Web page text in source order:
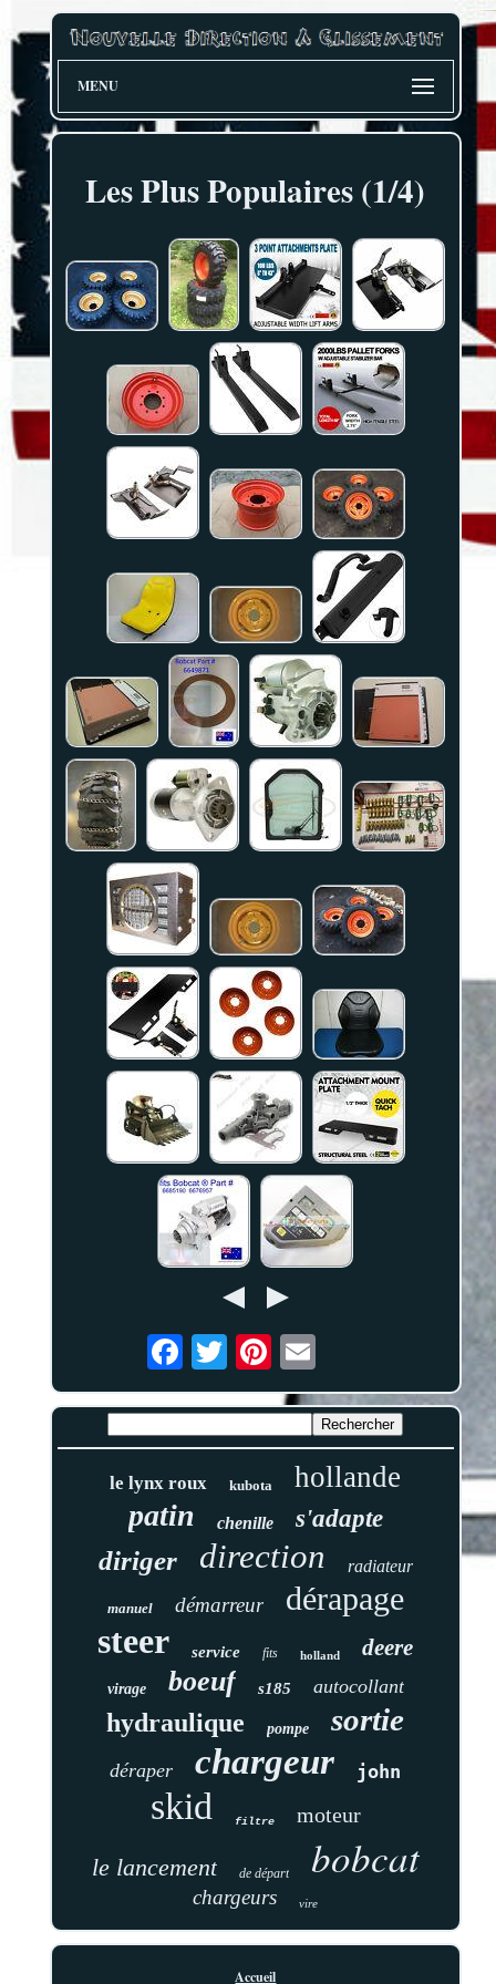
MENU
Les Plus Populaires (1/4)
le lynx roux kubota hollande
patin chenille s'adapte
diriger direction radiateur
manuel démarreur dérapage
steer service fits holland deere
virage boeuf s185 autocollant
hydraulique pompe sortie
déraper chargeur john
skid filtre moteur
le lancement de départ bobcat
chargeurs vire
Accueil